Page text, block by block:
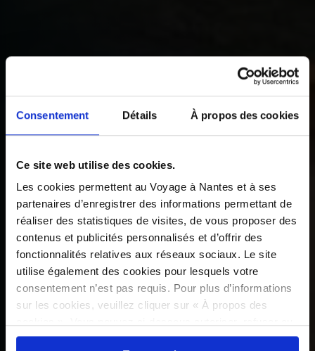
Consentement Détails À propos des cookies
Ce site web utilise des cookies.
Les cookies permettent au Voyage à Nantes et à ses
partenaires d’enregistrer des informations permettant de
réaliser des statistiques de visites, de vous proposer des
contenus et publicités personnalisés et d’offrir des
fonctionnalités relatives aux réseaux sociaux. Le site
utilise également des cookies pour lesquels votre
consentement n’est pas requis. Pour plus d’informations
sur les cookies, veuillez cliquer sur « À propos des
sélectionner les cookies selon les finalités via l'onglet